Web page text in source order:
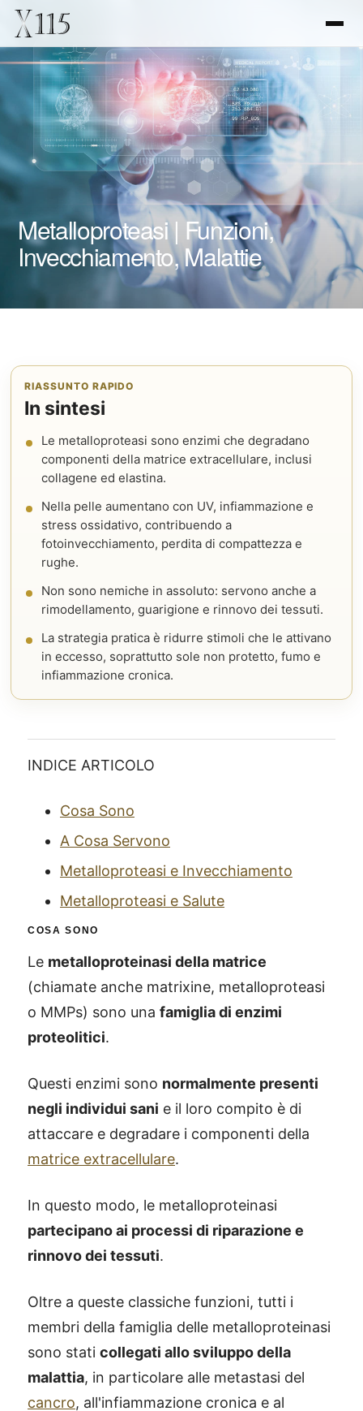
Metalloproteasi | Funzioni,
Invecchiamento, Malattie
RIASSUNTO RAPIDO
In sintesi
Le metalloproteasi sono enzimi che degradano
componenti della matrice extracellulare, inclusi
collagene ed elastina.
Nella pelle aumentano con UV, infiammazione e
stress ossidativo, contribuendo a
fotoinvecchiamento, perdita di compattezza e
rughe.
Non sono nemiche in assoluto: servono anche a
rimodellamento, guarigione e rinnovo dei tessuti.
La strategia pratica è ridurre stimoli che le attivano
in eccesso, soprattutto sole non protetto, fumo e
infiammazione cronica.
INDICE ARTICOLO
Cosa Sono
A Cosa Servono
Metalloproteasi e Invecchiamento
Metalloproteasi e Salute
COSA SONO
Le metalloproteinasi della matrice
(chiamate anche matrixine, metalloproteasi
o MMPs) sono una famiglia di enzimi
proteolitici.
Questi enzimi sono normalmente presenti
negli individui sani e il loro compito è di
attaccare e degradare i componenti della
matrice extracellulare.
In questo modo, le metalloproteinasi
partecipano ai processi di riparazione e
rinnovo dei tessuti.
Oltre a queste classiche funzioni, tutti i
membri della famiglia delle metalloproteinasi
sono stati collegati allo sviluppo della
malattia, in particolare alle metastasi del
cancro, all'infiammazione cronica e al